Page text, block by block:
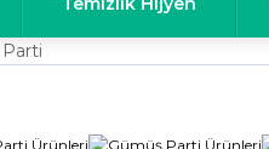
Parti